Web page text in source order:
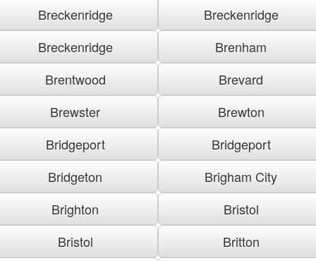
Breckenridge
Breckenridge
Breckenridge
Brenham
Brentwood
Brevard
Brewster
Brewton
Bridgeport
Bridgeport
Bridgeton
Brigham City
Brighton
Bristol
Bristol
Britton